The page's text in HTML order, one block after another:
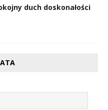
duch doskonałości